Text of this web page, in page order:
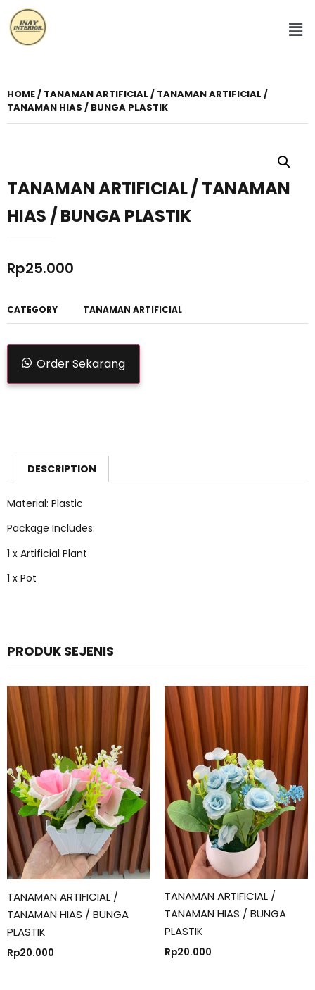
HOME/ TANAMAN ARTIFICIAL / TANAMAN ARTIFICIAL /
TANAMAN HIAS / BUNGA PLASTIK
TANAMAN ARTIFICIAL / TANAMAN
HIAS / BUNGA PLASTIK
Rp25.000
CATEGORY TANAMAN ARTIFICIAL
Order Sekarang
DESCRIPTION
Material: Plastic
Package Includes:
1 x Artificial Plant
1 x Pot
PRODUK SEJENIS
TANAMAN ARTIFICIAL /
TANAMAN HIAS / BUNGA
PLASTIK
Rp20.000
TANAMAN ARTIFICIAL /
TANAMAN HIAS / BUNGA
PLASTIK
Rp20.000